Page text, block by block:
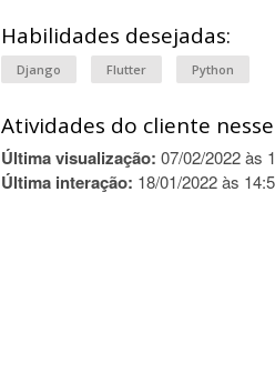
Habilidades desejadas:
Django Flutter Python
Atividades do cliente
Última visualização: 07/02/2022 às
Última interação: 18/01/2022 às